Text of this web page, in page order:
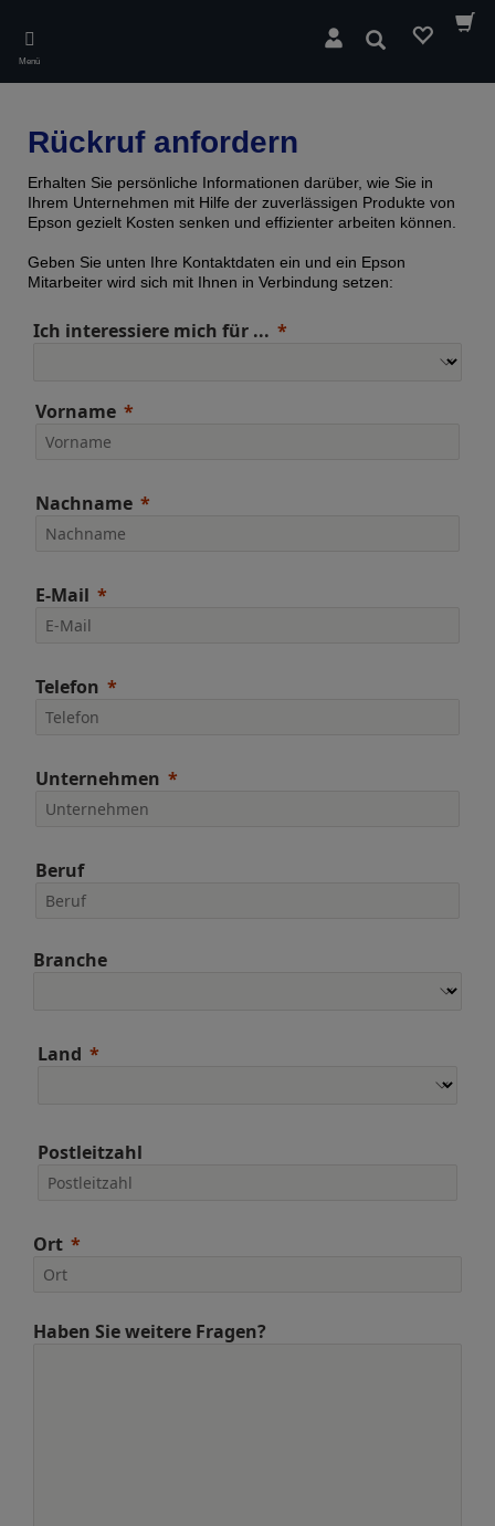
main
content
Menü
Suchen
Rückruf anfordern
Erhalten Sie persönliche Informationen darüber, wie Sie in
Ihrem Unternehmen mit Hilfe der zuverlässigen Produkte von
Epson gezielt Kosten senken und effizienter arbeiten können.
Geben Sie unten Ihre Kontaktdaten ein und ein Epson
Mitarbeiter wird sich mit Ihnen in Verbindung setzen:
Ich interessiere mich für ...
Vorname
Nachname
E-Mail
Telefon
Unternehmen
Beruf
Branche
Land
Postleitzahl
Ort
Haben Sie weitere Fragen?